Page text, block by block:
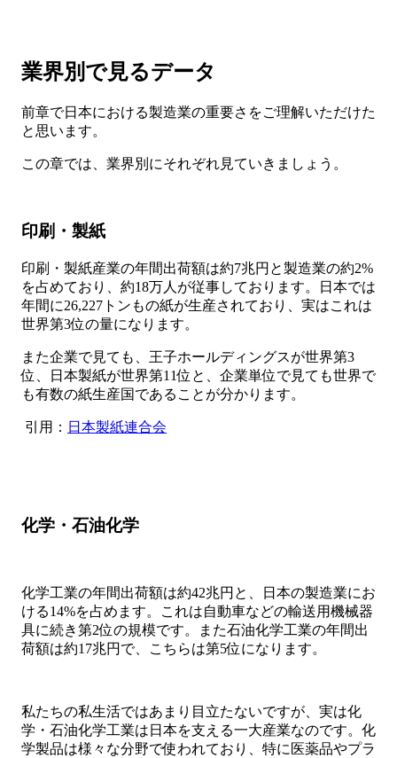
業界別で見るデータ
前章で日本における製造業の重要さをご理解いただけた
と思います。
この章では、業界別にそれぞれ見ていきましょう。
印刷・製紙
印刷・製紙産業の年間出荷額は約7兆円と製造業の約2%
を占めており、約18万人が従事しております。日本では
年間に26,227トンもの紙が生産されており、実はこれは
世界第3位の量になります。
また企業で見ても、王子ホールディングスが世界第3
位、日本製紙が世界第11位と、企業単位で見ても世界で
も有数の紙生産国であることが分かります。
引用： 日本製紙連合会
化学・石油化学
化学工業の年間出荷額は約42兆円と、日本の製造業にお
ける14%を占めます。これは自動車などの輸送用機械器
具に続き第2位の規模です。また石油化学工業の年間出
荷額は約17兆円で、こちらは第5位になります。
私たちの私生活ではあまり目立たないですが、実は化
学・石油化学工業は日本を支える一大産業なのです。化
学製品は様々な分野で使われており、特に医薬品やプラ